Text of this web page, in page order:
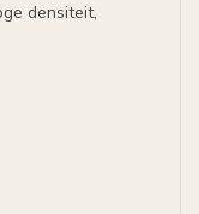
densiteit,